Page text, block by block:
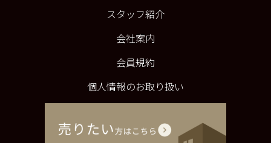
スタッフ紹介
会社案内
会員規約
個人情報のお取り扱い